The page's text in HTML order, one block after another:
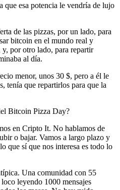
que esa potencia le vendría de lujo
de las pizzas, por un lado, para
bitcoin en el mundo real y
por otro lado, para repartir
al día.
menor, unos 30 $, pero a él le
tenía que repartirlos para que la
Bitcoin Pizza Day?
en Cripto It. No hablamos de
o bajar. Vamos a largo plazo y
que sí que nos interesa es todo lo
Una comunidad con 55
leyendo 1000 mensajes